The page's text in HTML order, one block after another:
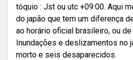
tóquio : Jst ou utc +09:00. Aqui
do japão que tem um diferença
ao horário oficial brasileiro, ou
Inundações e deslizamentos no
morto e seis desaparecidos.